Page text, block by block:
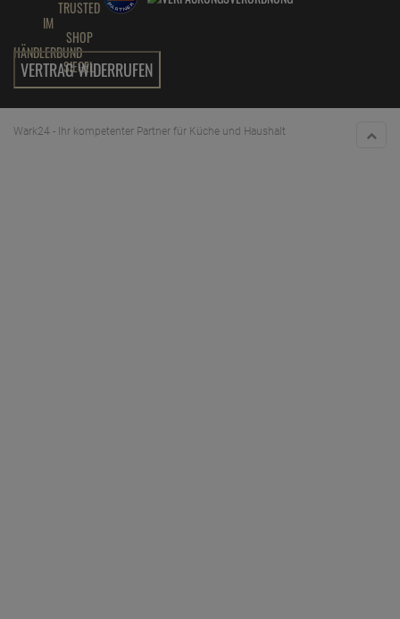
VERTRAG WIDERRUFEN
Wark24 - Ihr kompetenter Partner für Küche und Haushalt